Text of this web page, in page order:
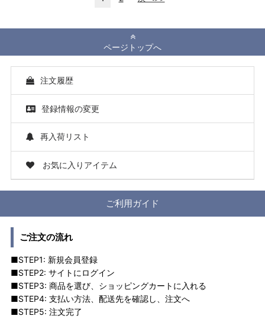
ページトップへ
注文履歴
登録情報の変更
再入荷リスト
お気に入りアイテム
ご利用ガイド
ご注文の流れ
■STEP1: 新規会員登録
■STEP2: サイトにログイン
■STEP3: 商品を選び、ショッピングカートに入れる
■STEP4: 支払い方法、配送先を確認し、注文へ
■STEP5: 注文完了